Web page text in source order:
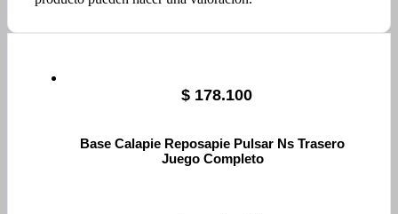
$ 178.100
Base Calapie Reposapie Pulsar Ns Trasero
Juego Completo